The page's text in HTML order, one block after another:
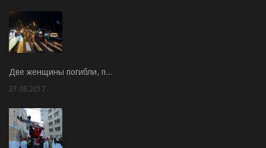
Две женщины погибли, п…
27.08.2017